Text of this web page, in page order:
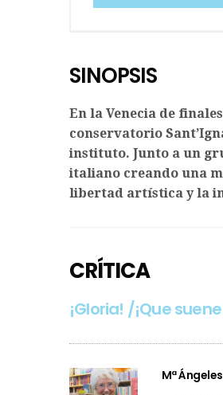
SINOPSIS
En la Venecia de
conservatorio
instituto. Junto a un
italiano creando una
libertad artística y la
CRÍTICA
¡Gloria! /¡Que
Mª